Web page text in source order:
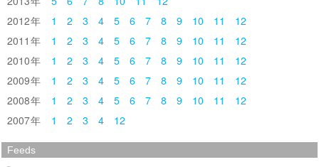
2012
1 2 3 4 5 6 7 8 9 10 11
12
2011
1 2 3 4 5 6 7 8 9 10 11
12
2010
1 2 3 4 5 6 7 8 9 10 11
12
2009
1 2 3 4 5 6 7 8 9 10 11
12
2008
1 2 3 4 5 6 7 8 9 10 11
12
2007
1 2 3 4 12
Feeds